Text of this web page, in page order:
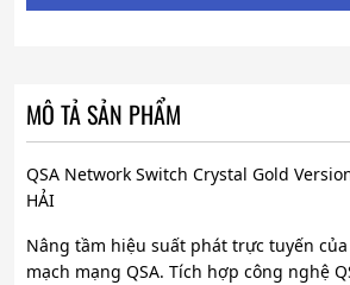
MÔ TẢ SẢN PHẨM
QSA Network Switch Crystal Gold
HẢI
Nâng tầm hiệu suất phát trực tuyến
mạch mạng QSA. Tích hợp công nghệ